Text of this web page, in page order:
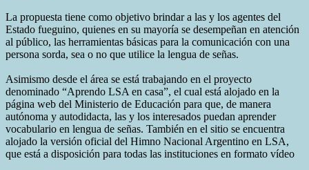
La propuesta tiene como objetivo brindar a las y los agentes del
Estado fueguino, quienes en su mayoría se desempeñan en atención
al público, las herramientas básicas para la comunicación con una
persona sorda, sea o no que utilice la lengua de señas.
Asimismo desde el área se está trabajando en el proyecto
denominado “Aprendo LSA en casa”, el cual está alojado en la
página web del Ministerio de Educación para que, de manera
autónoma y autodidacta, las y los interesados puedan aprender
vocabulario en lengua de señas. También en el sitio se encuentra
alojado la versión oficial del Himno Nacional Argentino en LSA,
que está a disposición para todas las instituciones en formato vídeo